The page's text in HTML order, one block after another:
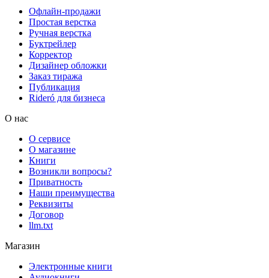
Офлайн-продажи
Простая верстка
Ручная верстка
Буктрейлер
Корректор
Дизайнер обложки
Заказ тиража
Публикация
Rideró для бизнеса
О нас
О сервисе
О магазине
Книги
Возникли вопросы?
Приватность
Наши преимущества
Реквизиты
Договор
llm.txt
Магазин
Электронные книги